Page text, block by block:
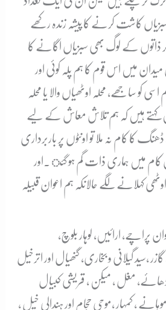
کاشت کرنے کا پیشہ زندہ رکھے
کے لوگ بھی سبزیاں اگانے کا
میں اس قوم کا ہم پلہ کوئی اور
کو سا جھے، محلہ اوٹھیاں والا یا محلہ
ہیں کہ ہم تلاش معاش کے لیے
کا کام نہ ملا تو اونٹوں پر باربرداری
کام میں ہماری ذات گم ہو گئ ۔اور
کہلانے لگے حالانکہ ہم اعوان قبیلہ
پراچے، ارائیں، لوہار بلوچ،
،سید گیلانی و بخاری، گنھیال اور اترخیل
دھائے، مغل ، میکن ، قریشی کبیال
، کمہار ،موچی حجام اور ہندالی خیل ،